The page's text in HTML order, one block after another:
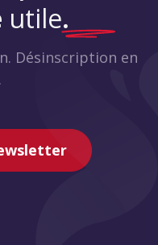
utile.
Désinscription en